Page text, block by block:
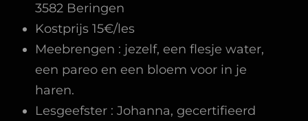
3582 Beringen
Kostprijs 15€/les
Meebrengen : jezelf, een flesje water,
een pareo en een bloem voor in je
haren.
Lesgeefster : Johanna, gecertifieerd